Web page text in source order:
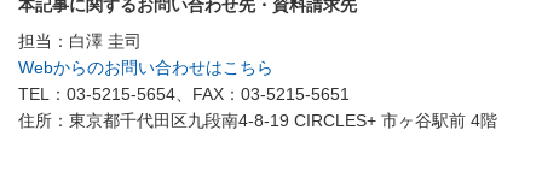
本記事に関するお問い合わせ先・資料請求先
担当：白澤 圭司
Webからのお問い合わせはこちら
TEL：03-5215-5654、FAX：03-5215-5651
住所：東京都千代田区九段南4-8-19 CIRCLES+ 市ヶ谷駅前 4階